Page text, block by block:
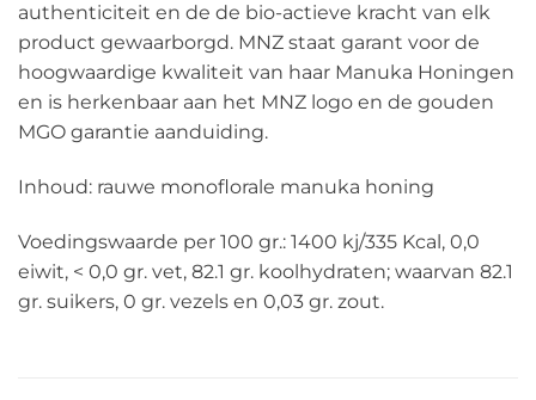
authenticiteit en de de bio-actieve kracht van elk
product gewaarborgd. MNZ staat garant voor de
hoogwaardige kwaliteit van haar Manuka Honingen
en is herkenbaar aan het MNZ logo en de gouden
MGO garantie aanduiding.
Inhoud: rauwe monoflorale manuka honing
Voedingswaarde per 100 gr.: 1400 kj/335 Kcal, 0,0
eiwit, < 0,0 gr. vet, 82.1 gr. koolhydraten; waarvan 82.1
gr. suikers, 0 gr. vezels en 0,03 gr. zout.